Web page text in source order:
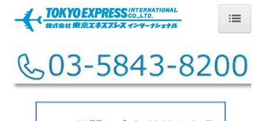
会社案内
アクセス